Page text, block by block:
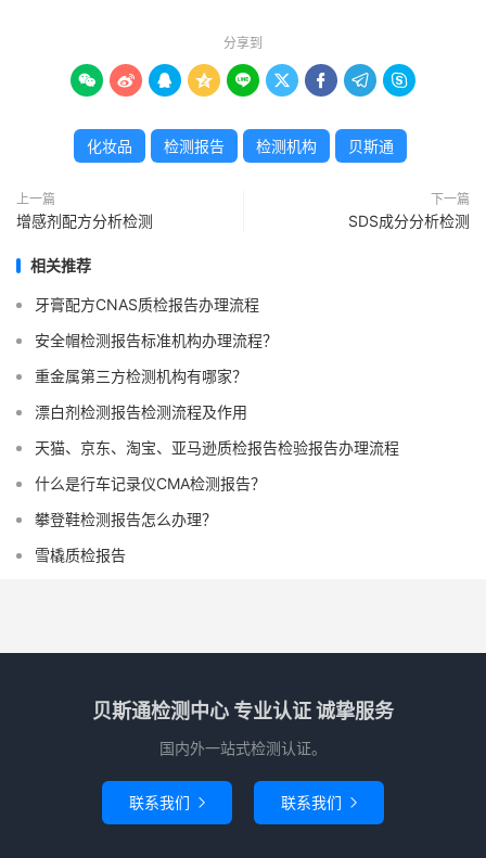
分享到
        
化妆品 检测报告 检测机构 贝斯通
上一篇
增感剂配方分析检测
下一篇
SDS成分分析检测
相关推荐
牙膏配方CNAS质检报告办理流程
安全帽检测报告标准机构办理流程？
重金属第三方检测机构有哪家？
漂白剂检测报告检测流程及作用
天猫、京东、淘宝、亚马逊质检报告检验报告办理流程
什么是行车记录仪CMA检测报告？
攀登鞋检测报告怎么办理？
雪橇质检报告
贝斯通检测中心 专业认证 诚挚服务
国内外一站式检测认证。
联系我们  联系我们 